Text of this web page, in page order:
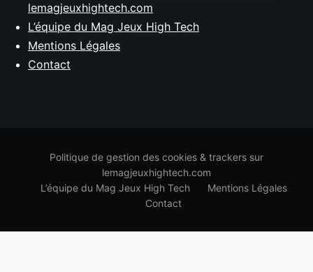
lemagjeuxhightech.com
L’équipe du Mag Jeux High Tech
Mentions Légales
Contact
Politique de gestion des cookies & trackers sur
lemagjeuxhightech.com
L’équipe du Mag Jeux High Tech
Mentions Légales
Contact